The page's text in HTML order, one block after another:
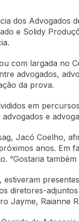
dos Advogados
e Solidy
com largada no
advogados,
da prova.
em
e
Jacó Coelho,
anos. Em
“Gostaria
estiveram
diretores-
Jayme, Raianne